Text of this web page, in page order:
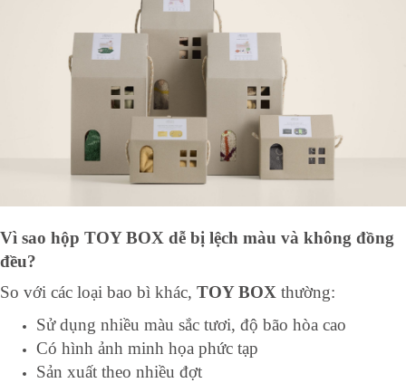
Vì sao hộp TOY BOX dễ bị lệch màu và không đồng
đều?
So với các loại bao bì khác, TOY BOX thường:
Sử dụng nhiều màu sắc tươi, độ bão hòa cao
Có hình ảnh minh họa phức tạp
Sản xuất theo nhiều đợt